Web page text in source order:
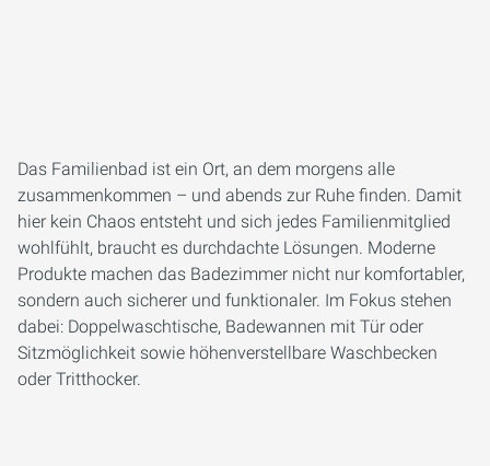
Das Familienbad ist ein Ort, an dem morgens alle
zusammenkommen – und abends zur Ruhe finden. Damit
hier kein Chaos entsteht und sich jedes Familienmitglied
wohlfühlt, braucht es durchdachte Lösungen. Moderne
Produkte machen das Badezimmer nicht nur komfortabler,
sondern auch sicherer und funktionaler. Im Fokus stehen
dabei: Doppelwaschtische, Badewannen mit Tür oder
Sitzmöglichkeit sowie höhenverstellbare Waschbecken
oder Tritthocker.